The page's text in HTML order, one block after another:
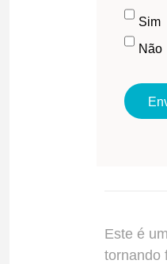
Sim
Não
Este é
tornando